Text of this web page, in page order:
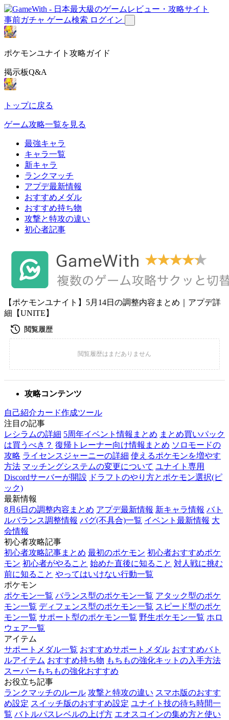
事前ガチャ ゲーム検索 ログイン
ポケモンユナイト攻略ガイド
掲示板Q&A
トップに戻る
ゲーム攻略一覧を見る
最強キャラ
キャラ一覧
新キャラ
ランクマッチ
アプデ最新情報
おすすめメダル
おすすめ持ち物
攻撃と特攻の違い
初心者記事
【ポケモンユナイト】5月14日の調整内容まとめ｜アプデ詳
細【UNITE】
攻略コンテンツ
自己紹介カード作成ツール
注目の記事
レシラムの詳細 5周年イベント情報まとめ まとめ買いパック
は買うべき？ 復帰トレーナー向け情報まとめ ソロモードの
攻略 ライセンスジャーニーの詳細 使えるポケモンを増やす
方法 マッチングシステムの変更について ユナイト専用
Discordサーバーが開設 ドラフトのやり方とポケモン選択(ピ
ック)
最新情報
8月6日の調整内容まとめ アプデ最新情報 新キャラ情報 バト
ルバランス調整情報 バグ(不具合)一覧 イベント最新情報 大
会情報
初心者攻略記事
初心者攻略記事まとめ 最初のポケモン 初心者おすすめポケ
モン 初心者がやること 始めた直後に知ること 対人戦に挑む
前に知ること やってはいけない行動一覧
ポケモン
ポケモン一覧 バランス型のポケモン一覧 アタック型のポケ
モン一覧 ディフェンス型のポケモン一覧 スピード型のポケ
モン一覧 サポート型のポケモン一覧 野生ポケモン一覧 ホロ
ウェア一覧
アイテム
サポートメダル一覧 おすすめサポートメダル おすすめバト
ルアイテム おすすめ持ち物 もちもの強化キットの入手方法
スーパーもちもの強化おすすめ
お役立ち記事
ランクマッチのルール 攻撃と特攻の違い スマホ版のおすす
め設定 スイッチ版のおすすめ設定 ユナイト技の待ち時間一
覧 バトルパスレベルの上げ方 エオスコインの集め方と使い